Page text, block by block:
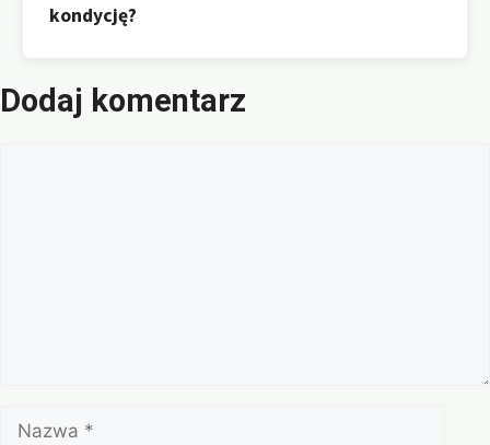
kondycję?
Dodaj komentarz
Nazwa